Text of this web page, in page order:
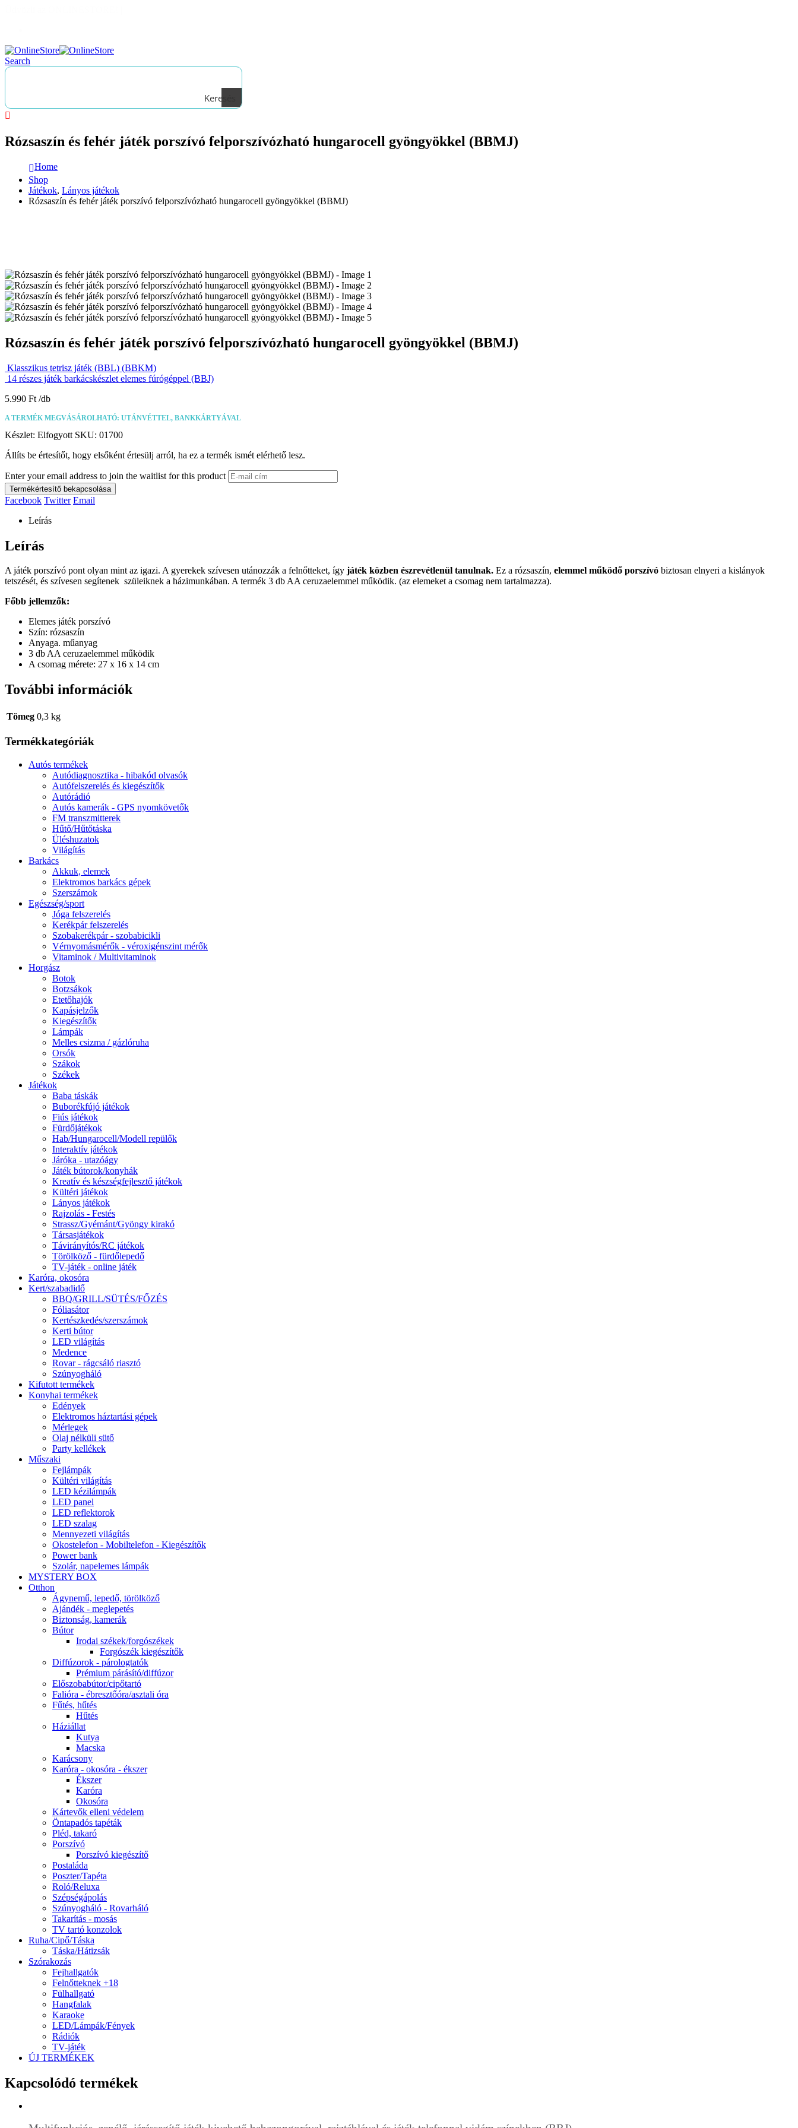
Search
Keresés
Rózsaszín és fehér játék porszívó felporszívózható hungarocell gyöngyökkel (BBMJ)
Home
Shop
Játékok, Lányos játékok
Rózsaszín és fehér játék porszívó felporszívózható hungarocell gyöngyökkel (BBMJ)
Rózsaszín és fehér játék porszívó felporszívózható hungarocell gyöngyökkel (BBMJ)
Klasszikus tetrisz játék (BBL) (BBKM)
14 részes játék barkácskészlet elemes fúrógéppel (BBJ)
5.990 Ft
A TERMÉK MEGVÁSÁROLHATÓ: UTÁNVÉTTEL, BANKKÁRTYÁVAL
Készlet: Elfogyott SKU: 01700
Állíts be értesítőt, hogy elsőként értesülj arról, ha ez a termék ismét elérhető lesz.
Enter your email address to join the waitlist for this product
Termékértesítő bekapcsolása
Facebook Twitter Email
Leírás
Leírás
A játék porszívó pont olyan mint az igazi. A gyerekek szívesen utánozzák a felnőtteket, így játék közben észrevétlenül tanulnak. Ez a rózsaszín, elemmel működő porszívó biztosan elnyeri a kislányok
tetszését, és szívesen segítenek szüleiknek a házimunkában. A termék 3 db AA ceruzaelemmel működik. (az elemeket a csomag nem tartalmazza).
Főbb jellemzők:
Elemes játék porszívó
Szín: rózsaszín
Anyaga. műanyag
3 db AA ceruzaelemmel működik
A csomag mérete: 27 x 16 x 14 cm
További információk
Tömeg 0,3 kg
Termékkategóriák
Autós termékek
Autódiagnosztika - hibakód olvasók
Autófelszerelés és kiegészítők
Autórádió
Autós kamerák - GPS nyomkövetők
FM transzmitterek
Hűtő/Hűtőtáska
Üléshuzatok
Világítás
Barkács
Akkuk, elemek
Elektromos barkács gépek
Szerszámok
Egészség/sport
Jóga felszerelés
Kerékpár felszerelés
Szobakerékpár - szobabicikli
Vérnyomásmérők - véroxigénszint mérők
Vitaminok / Multivitaminok
Horgász
Botok
Botzsákok
Etetőhajók
Kapásjelzők
Kiegészítők
Lámpák
Melles csizma / gázlóruha
Orsók
Szákok
Székek
Játékok
Baba táskák
Buborékfújó játékok
Fiús játékok
Fürdőjátékok
Hab/Hungarocell/Modell repülők
Interaktív játékok
Járóka - utazóágy
Játék bútorok/konyhák
Kreatív és készségfejlesztő játékok
Kültéri játékok
Lányos játékok
Rajzolás - Festés
Strassz/Gyémánt/Gyöngy kirakó
Társasjátékok
Távirányítós/RC játékok
Törölköző - fürdőlepedő
TV-játék - online játék
Karóra, okosóra
Kert/szabadidő
BBQ/GRILL/SÜTÉS/FŐZÉS
Fóliasátor
Kertészkedés/szerszámok
Kerti bútor
LED világítás
Medence
Rovar - rágcsáló riasztó
Szúnyogháló
Kifutott termékek
Konyhai termékek
Edények
Elektromos háztartási gépek
Mérlegek
Olaj nélküli sütő
Party kellékek
Műszaki
Fejlámpák
Kültéri világítás
LED kézilámpák
LED panel
LED reflektorok
LED szalag
Mennyezeti világítás
Okostelefon - Mobiltelefon - Kiegészítők
Power bank
Szolár, napelemes lámpák
MYSTERY BOX
Otthon
Ágynemű, lepedő, törölköző
Ajándék - meglepetés
Biztonság, kamerák
Bútor
Irodai székek/forgószékek
Forgószék kiegészítők
Diffúzorok - párologtatók
Prémium párásító/diffúzor
Előszobabútor/cipőtartó
Falióra - ébresztőóra/asztali óra
Fűtés, hűtés
Hűtés
Háziállat
Kutya
Macska
Karácsony
Karóra - okosóra - ékszer
Ékszer
Karóra
Okosóra
Kártevők elleni védelem
Öntapadós tapéták
Pléd, takaró
Porszívó
Porszívó kiegészítő
Postaláda
Poszter/Tapéta
Roló/Reluxa
Szépségápolás
Szúnyogháló - Rovarháló
Takarítás - mosás
TV tartó konzolok
Ruha/Cipő/Táska
Táska/Hátizsák
Szórakozás
Fejhallgatók
Felnőtteknek +18
Fülhallgató
Hangfalak
Karaoke
LED/Lámpák/Fények
Rádiók
TV-játék
ÚJ TERMÉKEK
Kapcsolódó termékek